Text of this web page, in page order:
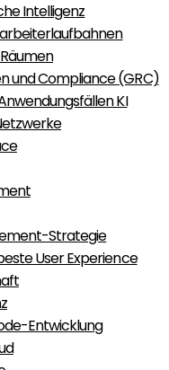
Intelligenz
und Compliance (GRC)
KI
Strategie
User Experience
Entwicklung